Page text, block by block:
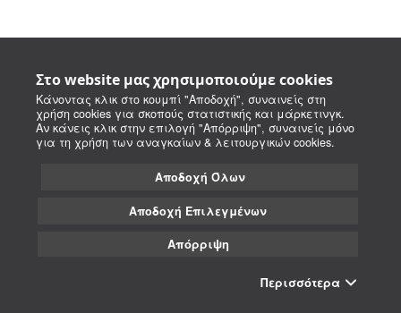
Στο website μας χρησιμοποιούμε cookies
Κάνοντας κλικ στο κουμπί "Αποδοχή", συναινείς στη
χρήση cookies για σκοπούς στατιστικής και μάρκετινγκ.
Αν κάνεις κλικ στην επιλογή "Απόρριψη", συναινείς μόνο
για τη χρήση των αναγκαίων & λειτουργικών cookies.
Αποδοχή Όλων
Αποδοχή Επιλεγμένων
Απόρριψη
Περισσότερα